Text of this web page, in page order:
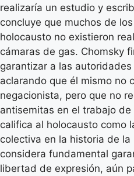
realizaría un estudio y
concluye que muchos de
holocausto no existieron
cámaras de gas. Chomsky
garantizar a las
aclarando que él mismo no
negacionista, pero que no
antisemitas en el trabajo de
califica al holocausto como
colectiva en la historia de
considera fundamental
libertad de expresión, aún